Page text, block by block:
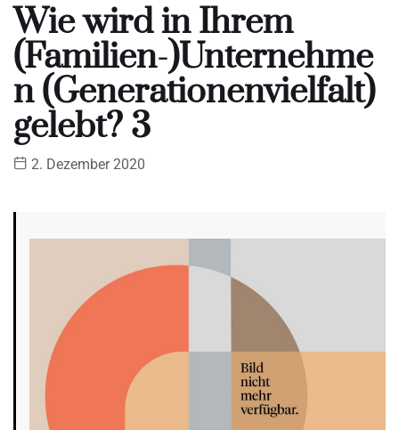
Wie wird in Ihrem
(Familien-)Unternehme
n (Generationenvielfalt)
gelebt? 3
2. Dezember 2020